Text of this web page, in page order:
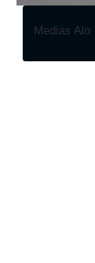
Medias Alo